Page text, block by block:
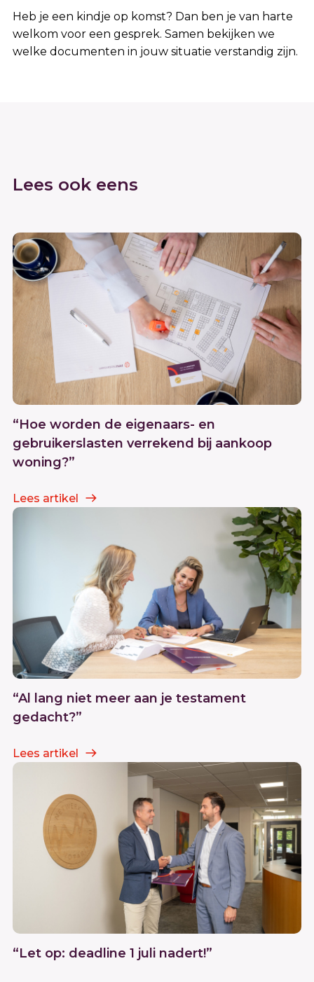
Heb je een kindje op komst? Dan ben je van harte
welkom voor een gesprek. Samen bekijken we
welke documenten in jouw situatie verstandig zijn.
Lees ook eens
“Hoe worden de eigenaars- en
gebruikerslasten verrekend bij aankoop
woning?”
Lees artikel
“Al lang niet meer aan je testament
gedacht?”
Lees artikel
“Let op: deadline 1 juli nadert!”